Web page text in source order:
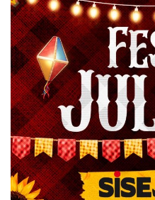
FacebookInstagramTwitter